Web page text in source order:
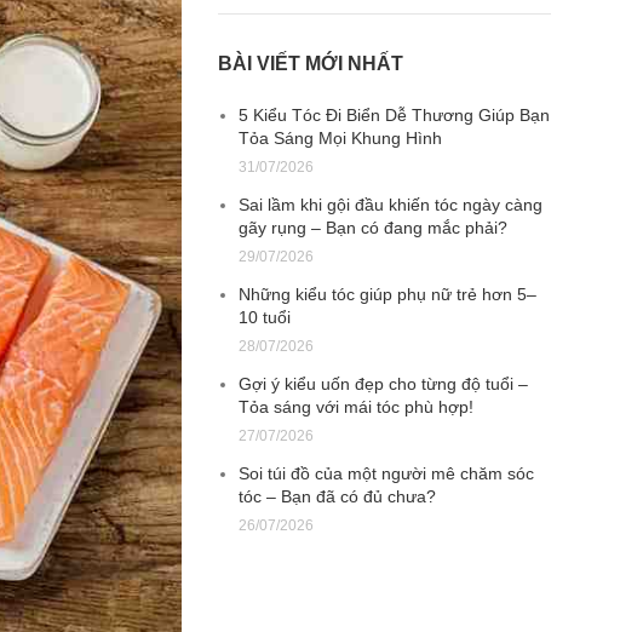
BÀI VIẾT MỚI NHẤT
5 Kiểu Tóc Đi Biển Dễ Thương Giúp Bạn
Tỏa Sáng Mọi Khung Hình
31/07/2026
Sai lầm khi gội đầu khiến tóc ngày càng
gãy rụng – Bạn có đang mắc phải?
29/07/2026
Những kiểu tóc giúp phụ nữ trẻ hơn 5–
10 tuổi
28/07/2026
Gợi ý kiểu uốn đẹp cho từng độ tuổi –
Tỏa sáng với mái tóc phù hợp!
27/07/2026
Soi túi đồ của một người mê chăm sóc
tóc – Bạn đã có đủ chưa?
26/07/2026